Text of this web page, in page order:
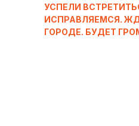
УСПЕЛИ
ИСПРАВЛЯЕМСЯ.
ГОРОДЕ. БУДЕТ